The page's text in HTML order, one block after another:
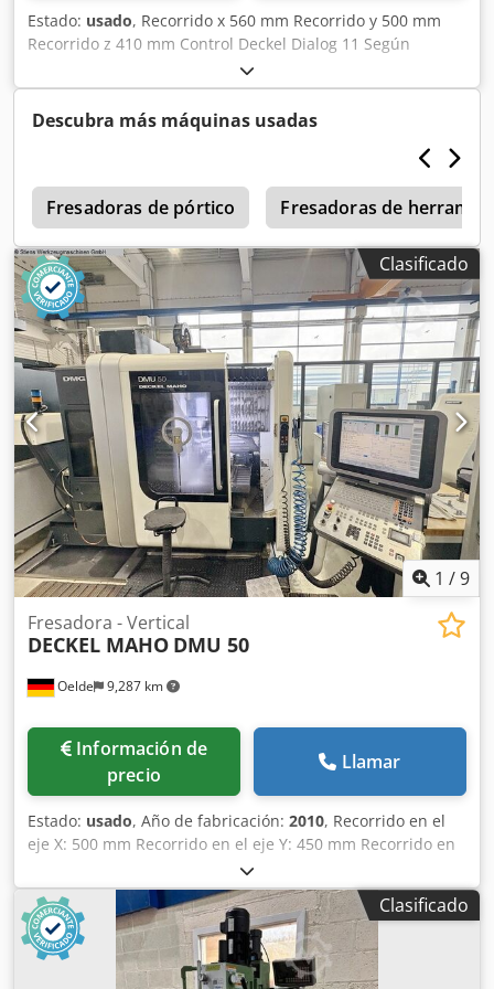
Estado: usado, Recorrido x 560 mm Recorrido y 500 mm
Recorrido z 410 mm Control Deckel Dialog 11 Según
nuestra evaluación, la máquina se encuentra en buen
estado de segunda mano y puede ser inspeccionada bajo
tensión previo acuerdo. Accesorios, herramientas y
dispositivos de sujeción mostrados solo se incluyen si se
especifica en la información adicional. Crsdpfjzq Hk Usx Ai
Aef ¡Reservado el derecho a cambios, errores en los datos
técnicos e información, así como venta previa!
Descubra más máquinas usadas
Fresadoras de pórtico Fresadoras de
Clasificado
1 /9
Oelde 9,287 km
Fresadora - Vertical
DECKEL MAHO DMU 50
Información de
precio
Llamar
Estado: usado, Año de fabricación: 2010, Recorrido en el
eje X: 500 mm Recorrido en el eje Y: 450 mm Recorrido en
el eje Z: 400 mm Sistema de control: iTNC 530 Heidenhain
Rango de velocidad - husillo principal: 20 - 10.000 min⁻¹
Potencia del motor - husillo principal: 13 / 9 kW Par
máximo: 83 / 57 Nm Soporte de herramientas: SK 40 DIN
69871 Superficie de sujeción de la mesa: 700 x 500 mm
Carga máxima de la mesa: 500 kg Ranuras en T: 7 x 14 x 63
Clasificado